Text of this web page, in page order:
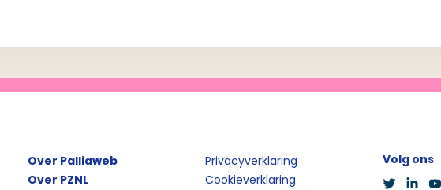
Over Palliaweb
Over PZNL
Privacyverklaring
Cookieverklaring
Volg ons